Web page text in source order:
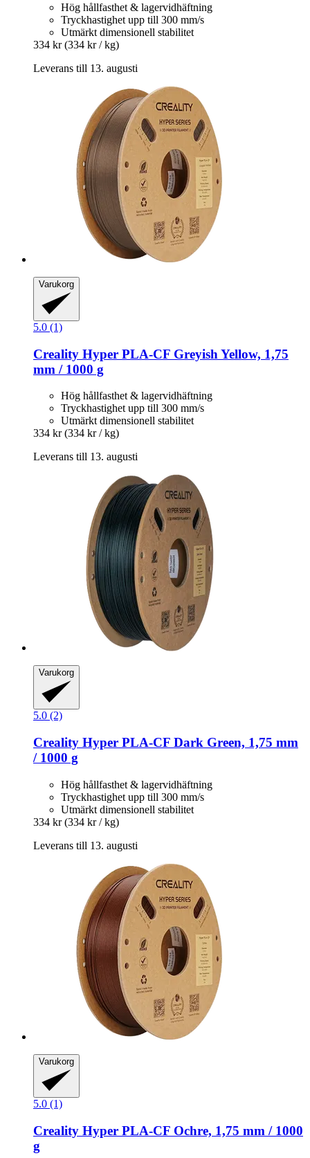
Hög hållfasthet & lagervidhäftning
Tryckhastighet upp till 300 mm/s
Utmärkt dimensionell stabilitet
334 kr (334 kr / kg)
Leverans till 13. augusti
Varukorg
5.0 (1)
Creality Hyper PLA-​CF Greyish Yellow, 1,75
mm / 1000 g
Hög hållfasthet & lagervidhäftning
Tryckhastighet upp till 300 mm/s
Utmärkt dimensionell stabilitet
334 kr (334 kr / kg)
Leverans till 13. augusti
Varukorg
5.0 (2)
Creality Hyper PLA-​CF Dark Green, 1,75 mm
/ 1000 g
Hög hållfasthet & lagervidhäftning
Tryckhastighet upp till 300 mm/s
Utmärkt dimensionell stabilitet
334 kr (334 kr / kg)
Leverans till 13. augusti
Varukorg
5.0 (1)
Creality Hyper PLA-​CF Ochre, 1,75 mm / 1000
g